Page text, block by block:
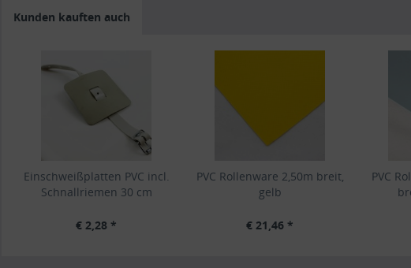
Kunden kauften auch
Einschweißplatten PVC incl.
Schnallriemen 30 cm
€ 2,28 *
PVC Rollenware 2,50m breit,
gelb
€ 21,46 *
PVC